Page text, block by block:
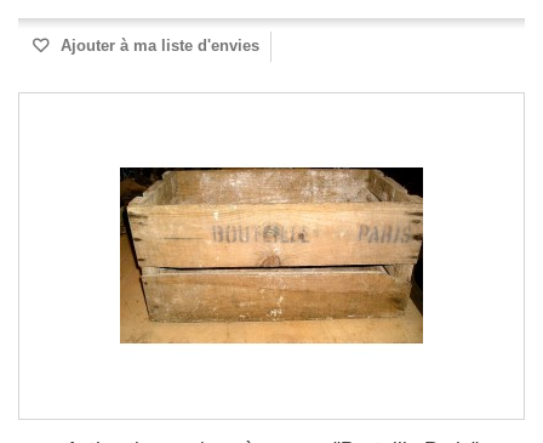
Ajouter à ma liste d'envies